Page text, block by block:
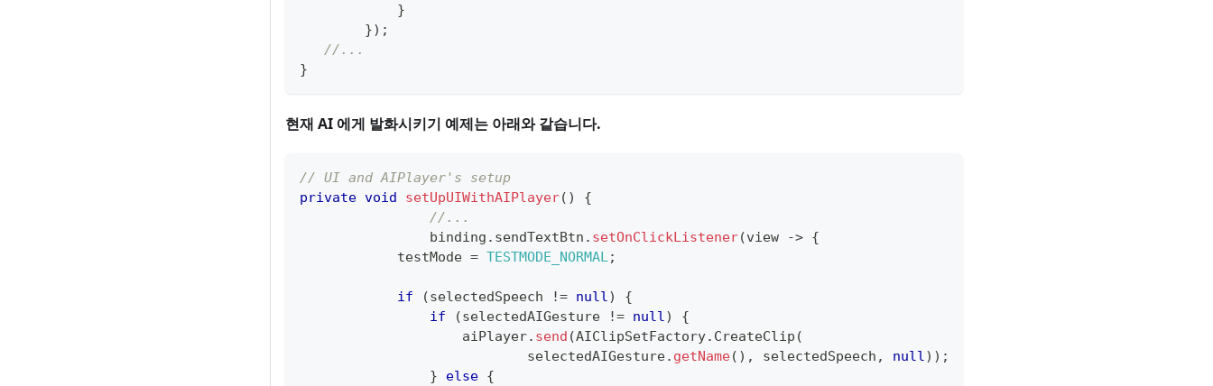
}
}) ;
//...
}
현재 AI 에게 발화시키기 예제는 아래와 같습니다.
// UI and AIPlayer's setup
private void setUpUIWithAIPlayer( )
{
//...
		binding
. sendTextBtn . setOnClickListener(view -> {
            testMode
= TESTMODE_NORMAL;
if (selectedSpeech != null)
{
if
(selectedAIGesture != null)
{
                    aiPlayer
. send (AIClipSetFactory. CreateClip (
                            selectedAIGesture
. getName( ) , selectedSpeech , null) ) ;
}
else {